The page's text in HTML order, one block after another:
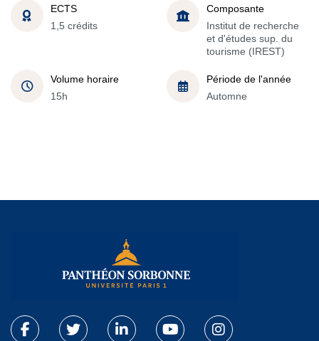
ECTS
1,5 crédits
Composante
Institut de recherche
et d'études sup. du
tourisme (IREST)
Volume horaire
15h
Période de l'année
Automne